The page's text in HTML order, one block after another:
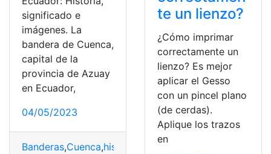
significado e
imágenes. La
bandera de Cuenca,
capital de la
provincia de Azuay
en Ecuador,
04/05/2023
Banderas,Cuenca,historia del ecuador
te un lienzo?
¿Cómo imprimar
correctamente un
lienzo? Es mejor
aplicar el Gesso
con un pincel plano
(de cerdas).
Aplique los trazos
en